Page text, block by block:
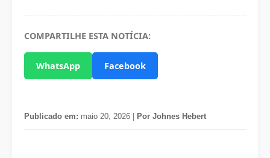
COMPARTILHE ESTA NOTÍCIA:
WhatsApp Facebook
Publicado em: maio 20, 2026 | Por Johnes Hebert